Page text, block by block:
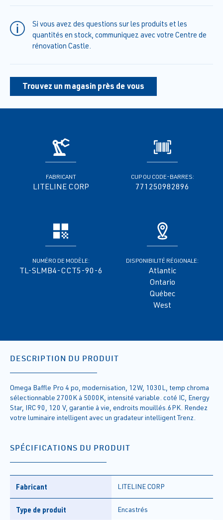
Si vous avez des questions sur les produits et les
quantités en stock, communiquez avec votre Centre de
rénovation Castle.
Trouvez un magasin près de vous
FABRICANT
LITELINE CORP
CUP OU CODE-BARRES:
771250982896
NUMÉRO DE MODÈLE:
TL-SLMB4-CCT5-90-6
DISPONIBILITÉ RÉGIONALE:
Atlantic
Ontario
Québec
West
DESCRIPTION DU PRODUIT
Omega Baffle Pro 4 po, modernisation, 12W, 1030L, temp chroma
sélectionnable 2700K à 5000K, intensité variable. coté IC, Energy
Star, IRC 90, 120 V, garantie à vie, endroits mouillés.6PK. Rendez
votre luminaire intelligent avec un gradateur intelligent Trenz.
SPÉCIFICATIONS DU PRODUIT
Fabricant LITELINE CORP
Type de produit Encastrés